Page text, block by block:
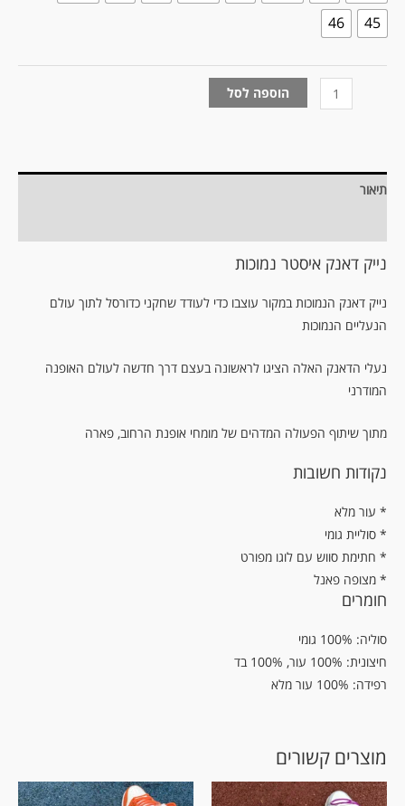
45
46
הוספה לסל
תיאור
נייק דאנק איסטר נמוכות
נייק דאנק הנמוכות במקור עוצבו כדי לעודד שחקני כדורסל לתוך עולם
הנעליים הנמוכות
נעלי הדאנק האלה הציגו לראשונה בעצם דרך חדשה לעולם האופנה
המודרני
מתוך שיתוף הפעולה המדהים של מומחי אופנת הרחוב, פארה
נקודות חשובות
עור מלא *
* סוליית גומי
* חתימת סווש עם לוגו מפורט
* מצופה פאנל
חומרים
סוליה: 100% גומי
חיצונית: 100% עור, 100% בד
רפידה: 100% עור מלא
מוצרים קשורים